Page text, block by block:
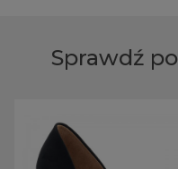
Sprawdź